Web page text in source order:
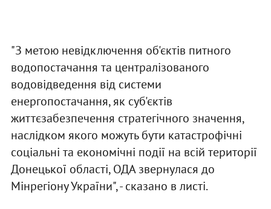
"З метою невідключення об'єктів питного
водопостачання та централізованого
водовідведення від системи
енергопостачання, як суб'єктів
життєзабезпечення стратегічного значення,
наслідком якого можуть бути катастрофічні
соціальні та економічні події на всій території
Донецької області, ОДА звернулася до
Мінрегіону України", - сказано в листі.